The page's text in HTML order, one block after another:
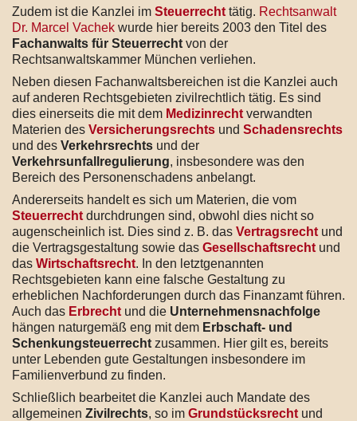
Zudem ist die Kanzlei im Steuerrecht tätig. Rechtsanwalt
Dr. Marcel Vachek wurde hier bereits 2003 den Titel des
Fachanwalts für Steuerrecht von der
Rechtsanwaltskammer München verliehen.
Neben diesen Fachanwaltsbereichen ist die Kanzlei auch
auf anderen Rechtsgebieten zivilrechtlich tätig. Es sind
dies einerseits die mit dem Medizinrecht verwandten
Materien des Versicherungsrechts und Schadensrechts
und des Verkehrsrechts und der
Verkehrsunfallregulierung, insbesondere was den
Bereich des Personenschadens anbelangt.
Andererseits handelt es sich um Materien, die vom
Steuerrecht durchdrungen sind, obwohl dies nicht so
augenscheinlich ist. Dies sind z. B. das Vertragsrecht und
die Vertragsgestaltung sowie das Gesellschaftsrecht und
das Wirtschaftsrecht. In den letztgenannten
Rechtsgebieten kann eine falsche Gestaltung zu
erheblichen Nachforderungen durch das Finanzamt führen.
Auch das Erbrecht und die Unternehmensnachfolge
hängen naturgemäß eng mit dem Erbschaft- und
Schenkungsteuerrecht zusammen. Hier gilt es, bereits
unter Lebenden gute Gestaltungen insbesondere im
Familienverbund zu finden.
Schließlich bearbeitet die Kanzlei auch Mandate des
allgemeinen Zivilrechts, so im Grundstücksrecht und